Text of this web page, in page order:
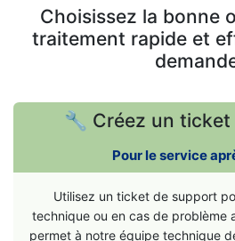
Choisissez la bonne
traitement rapide et
🔧 Créez un
Pour le service
Utilisez un ticket de support
technique ou en cas de problème
permet à notre équipe technique